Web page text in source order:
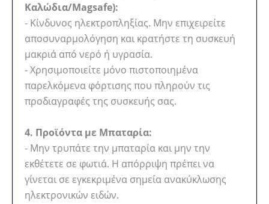
Καλώδια/Magsafe):
- Κίνδυνος ηλεκτροπληξίας. Μην επιχειρείτε
αποσυναρμολόγηση και κρατήστε τη συσκευή
μακριά από νερό ή υγρασία.
- Χρησιμοποιείτε μόνο πιστοποιημένα
παρελκόμενα φόρτισης που πληρούν τις
προδιαγραφές της συσκευής σας.
4. Προϊόντα με Μπαταρία:
- Μην τρυπάτε την μπαταρία και μην την
εκθέτετε σε φωτιά. Η απόρριψη πρέπει να
γίνεται σε εγκεκριμένα σημεία ανακύκλωσης
ηλεκτρονικών ειδών.